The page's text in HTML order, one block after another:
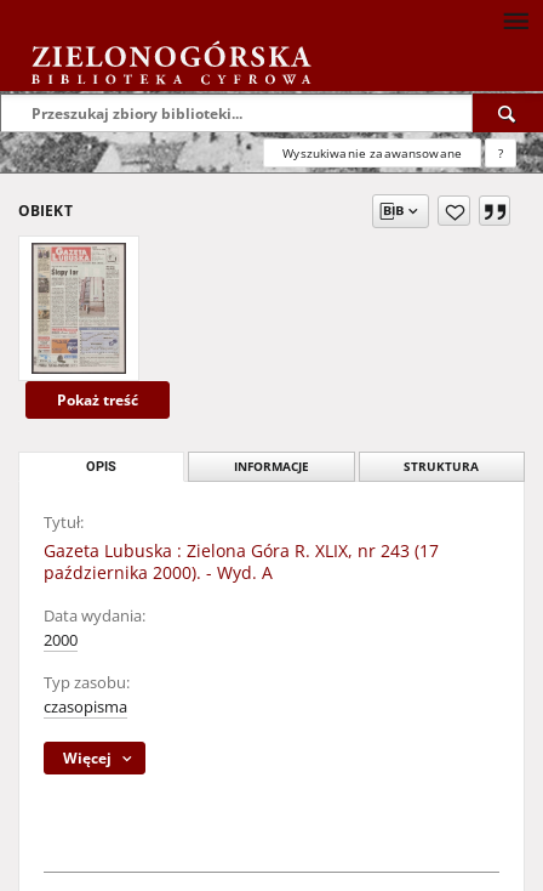
Wyszukiwanie zaawansowane ?
OBIEKT
Pokaż treść
OPIS INFORMACJE STRUKTURA
Tytuł:
Gazeta Lubuska : Zielona Góra R. XLIX, nr 243 (17
października 2000). - Wyd. A
Data wydania:
2000
Typ zasobu:
czasopisma
Więcej